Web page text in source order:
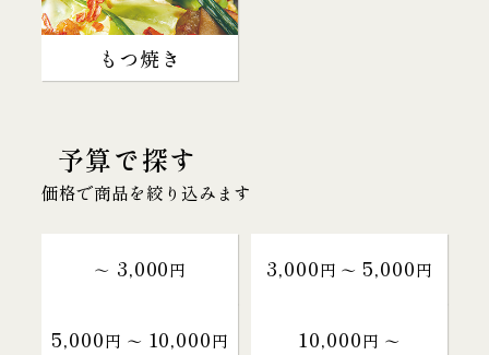
もつ焼き
予算で探す
価格で商品を絞り込みます
～ 3,000円 3,000円 〜 5,000円
5,000円 〜 10,000円 10,000円 〜